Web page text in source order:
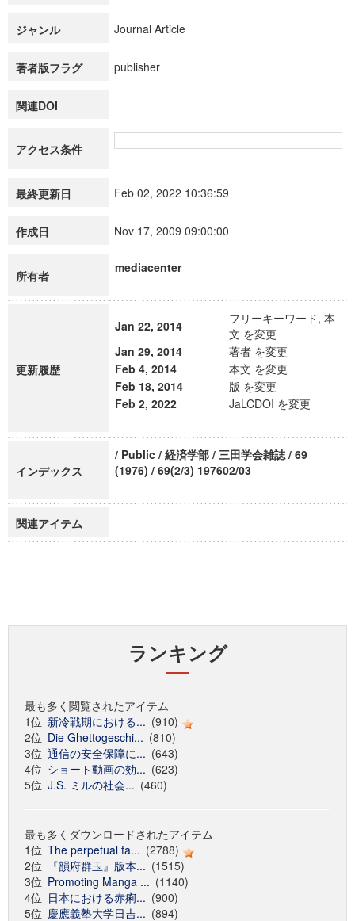
ジャンル Journal Article
著者版フラグ publisher
関連DOI
アクセス条件
最終更新日 Feb 02, 2022 10:36:59
作成日 Nov 17, 2009 09:00:00
所有者
mediacenter
更新履歴
Jan 22, 2014
フリーキーワード, 本
文 を変更
Jan 29, 2014
著者 を変更
Feb 4, 2014
本文 を変更
Feb 18, 2014
版 を変更
Feb 2, 2022
JaLCDOI を変更
インデックス
/ Public / 経済学部 / 三田学会雑誌 / 69
(1976) / 69(2/3) 197602/03
関連アイテム
ランキング
最も多く閲覧されたアイテム
1位 新冷戦期における... (910)
2位 Die Ghettogeschi... (810)
3位 通信の安全保障に... (643)
4位 ショート動画の効... (623)
5位 J.S. ミルの社会... (460)
最も多くダウンロードされたアイテム
1位 The perpetual fa... (2788)
2位
『韻府群玉』版本... (1515)
3位 Promoting Manga ... (1140)
4位 日本における赤痢... (900)
5位 慶應義塾大学日吉... (894)